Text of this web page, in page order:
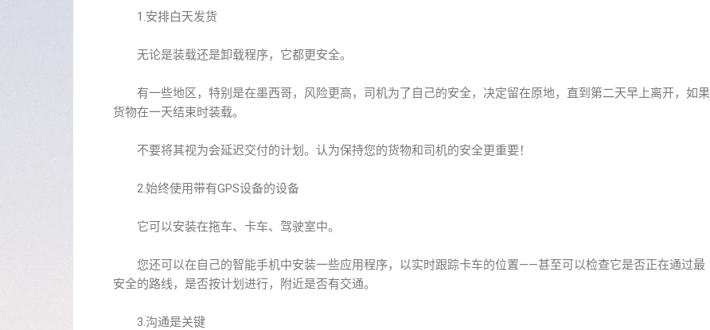
1.安排白天发货
无论是装载还是卸载程序，它都更安全。
有一些地区，特别是在墨西哥，风险更高，司机为了自己的安全，决定留在原地，直到第二天早上离开，如果
货物在一天结束时装载。
不要将其视为会延迟交付的计划。认为保持您的货物和司机的安全更重要！
2.始终使用带有GPS设备的设备
它可以安装在拖车、卡车、驾驶室中。
您还可以在自己的智能手机中安装一些应用程序，以实时跟踪卡车的位置——甚至可以检查它是否正在通过最
安全的路线，是否按计划进行，附近是否有交通。
3.沟通是关键